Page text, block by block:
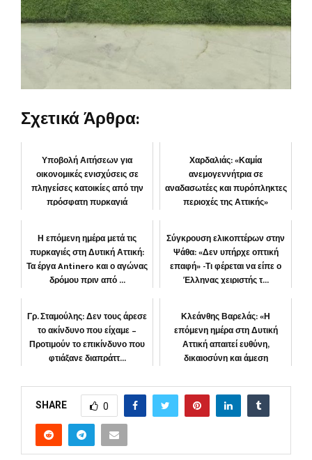
Σχετικά Άρθρα:
Υποβολή Αιτήσεων για
οικονομικές ενισχύσεις σε
πληγείσες κατοικίες από την
πρόσφατη πυρκαγιά
Χαρδαλιάς: «Καμία
ανεμογεννήτρια σε
αναδασωτέες και πυρόπληκτες
περιοχές της Αττικής»
Η επόμενη ημέρα μετά τις
πυρκαγιές στη Δυτική Αττική:
Τα έργα Antinero και ο αγώνας
δρόμου πριν από ...
Σύγκρουση ελικοπτέρων στην
Ψάθα: «Δεν υπήρχε οπτική
επαφή» -Τι φέρεται να είπε ο
Έλληνας χειριστής τ...
Γρ. Σταμούλης: Δεν τους άρεσε
το ακίνδυνο που είχαμε –
Προτιμούν το επικίνδυνο που
φτιάξανε διαπράττ...
ΚΟΙΝΩΝΙΑ
Κλεάνθης Βαρελάς: «Η
επόμενη ημέρα στη Δυτική
Αττική απαιτεί ευθύνη,
δικαιοσύνη και άμεση
ΠΕΡΙΦΕΡΕΙΑ
SHARE 0